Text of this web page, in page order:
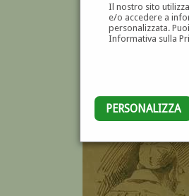
Il nostro sito
e/o accedere a
personalizzata.
Informativa sulla
PERSONALIZZA
GIACOMO